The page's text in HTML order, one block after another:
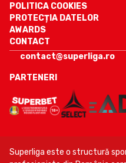
POLITICA COOKIES
PROTECȚIA DATELOR
AWARDS
CONTACT
contact@superliga.ro
PARTENERI
Superliga este o structură